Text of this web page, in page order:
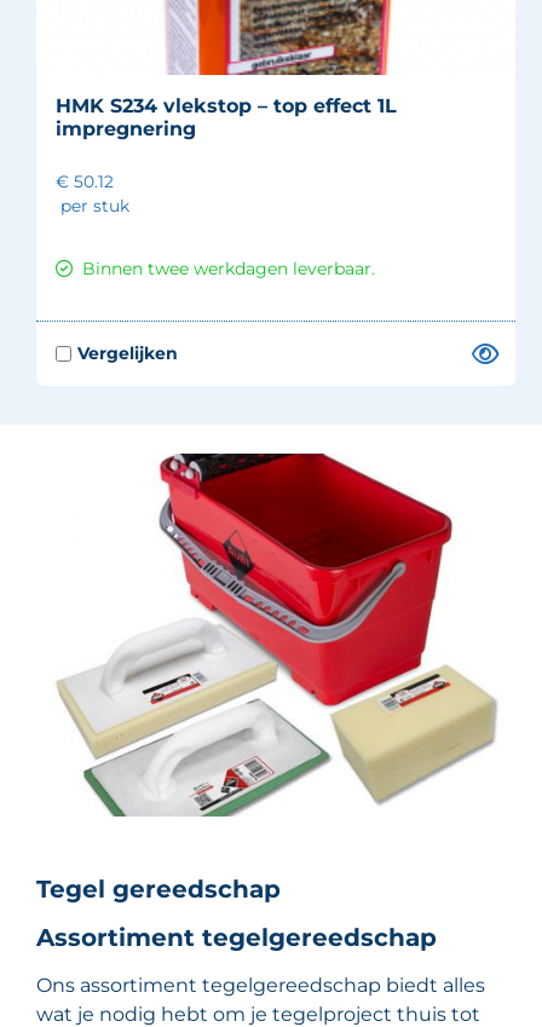
HMK S234 vlekstop – top effect 1L
impregnering
€ 50.12
per stuk
Binnen twee werkdagen leverbaar.
Tegel gereedschap
Assortiment tegelgereedschap
Ons assortiment tegelgereedschap biedt alles
wat je nodig hebt om je tegelproject thuis tot